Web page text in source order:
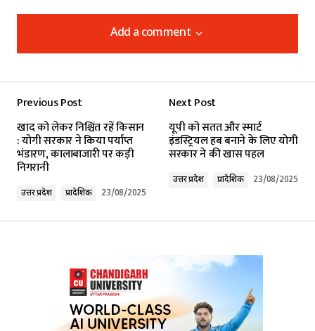
Add a comment
Add a comment
Required fields are marked*
Comment
Your E-mail*
Previous Post
खाद को लेकर निश्चिंत रहें किसान
: योगी सरकार ने किया पर्याप्त
भंडारण, कालाबाजारी पर कड़ी
निगरानी
उत्तर प्रदेश प्रादेशिक 23/08/2025
Next Post
यूपी को सतत और स्मार्ट
इंडस्ट्रियल हब बनाने के लिए योगी
सरकार ने की खास पहल
उत्तर प्रदेश प्रादेशिक 23/08/2025